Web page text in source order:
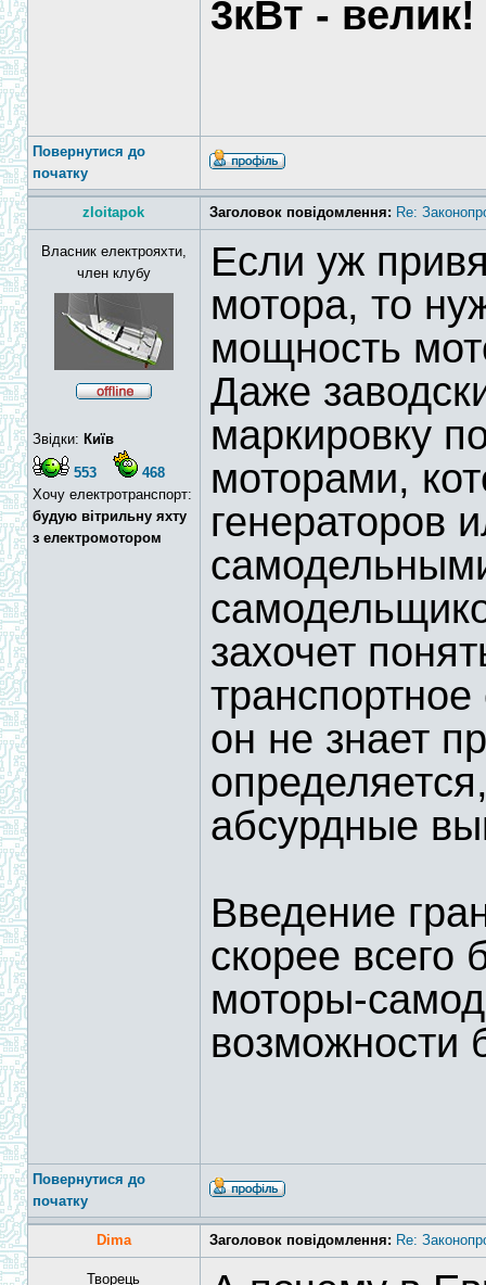
3кВт - велик!
Повернутися до
початку
zloitapok Заголовок повідомлення: Re:
Власник електрояхти,
член клубу
Звідки: Київ
553
468
Хочу електротранспорт:
будую вітрильну яхту
з електромотором
Если уж
мотора, то
мощность
Даже
маркировку
моторами,
генераторов
захочет
он не знает
абсурдные
Введение
скорее всего
моторы-
возможности
Повернутися до
початку
Dima Заголовок повідомлення: Re:
Творець